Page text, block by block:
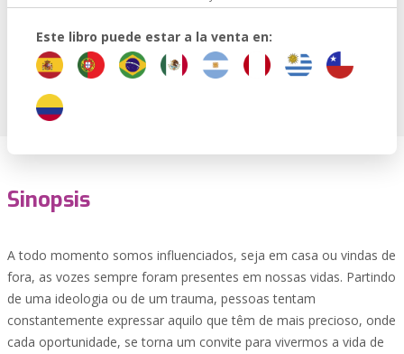
Este libro puede estar a la venta en:
Sinopsis
A todo momento somos influenciados, seja em casa ou vindas de
fora, as vozes sempre foram presentes em nossas vidas. Partindo
de uma ideologia ou de um trauma, pessoas tentam
constantemente expressar aquilo que têm de mais precioso, onde
cada oportunidade, se torna um convite para vivermos a vida de